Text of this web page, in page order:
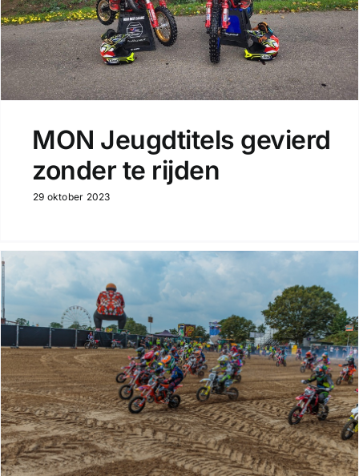
MON Jeugdtitels gevierd
zonder te rijden
29 oktober 2023